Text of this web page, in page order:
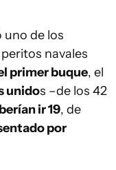
uno de los
navales
primer buque, el
unidos –de los 42
ir 19, de
por